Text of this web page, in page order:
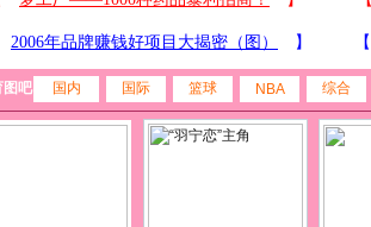
图吧 国内 国际 篮球 NBA 综合